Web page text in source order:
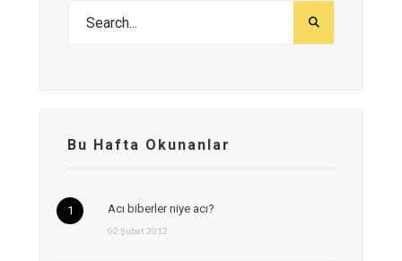
Bu Hafta Okunanlar
Acı biberler niye acı?
02 Şubat 2012